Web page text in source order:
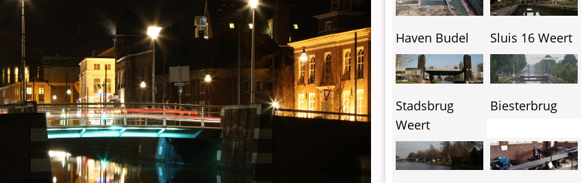
Haven Budel Sluis 16 Weert
Stadsbrug
Weert
Biesterbrug